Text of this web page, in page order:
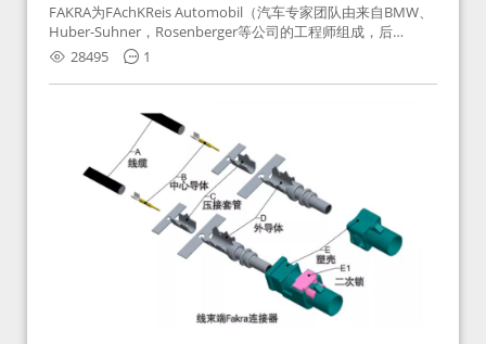
FAKRA为FAchKReis Automobil（汽车专家团队由来自BMW、
Huber-Suhner，Rosenberger等公司的工程师组成，后
Huber-Suhner相关连接器业务及技术在2010年并入
Rosenberger）缩写。起初为BMW需求用于车载收音机天线连
接，如今FAKRA已成为汽车行业通用标准的射频连接器，被业
28495 1